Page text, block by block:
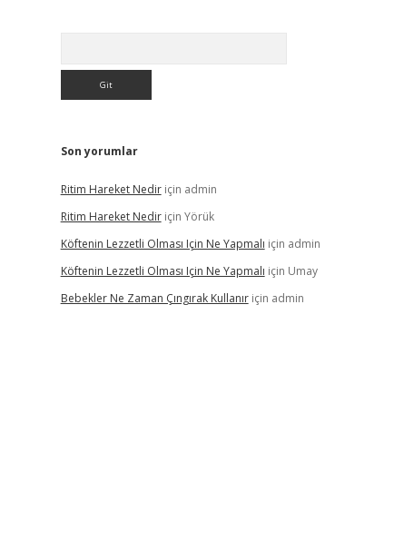
Son yorumlar
Ritim Hareket Nediriçin admin
Ritim Hareket Nediriçin Yörük
Köftenin Lezzetli Olması Için Ne Yapmalı için admin
Köftenin Lezzetli Olması Için Ne Yapmalı için Umay
Bebekler Ne Zaman Çıngırak Kullanıriçin admin